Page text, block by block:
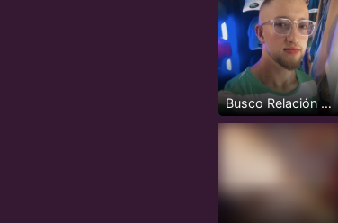
Busco Relación Seria y Estable